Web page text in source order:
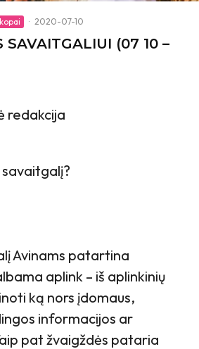
· 2020-07-10
SAVAITGALIUI (07 10 –
redakcija
Avinams patartina
aplink – iš aplinkinių
ką nors įdomaus,
informacijos ar
pat žvaigždės pataria